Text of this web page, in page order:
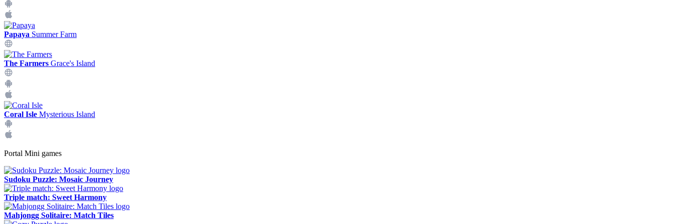
Papaya Summer Farm
The Farmers Grace's Island
Coral Isle Mysterious Island
Portal Mini games
Sudoku Puzzle: Mosaic Journey
Triple match: Sweet Harmony
Mahjongg Solitaire: Match Tiles